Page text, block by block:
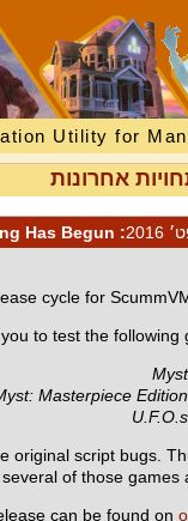
Utility for
אחרונות
: ScummVM Release 1.9.0 Testing Has Begun
cycle for
to test the following
Myst
Masterpiece Edition
U.F.O.s
original script bugs.
of those games
can be found on